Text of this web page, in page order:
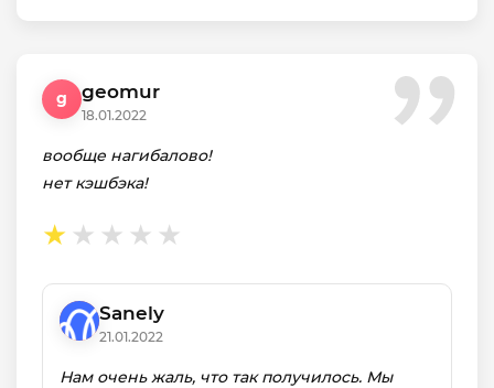
g geomur
18.01.2022
вообще нагибалово!
нет кэшбэка!
Sanely
21.01.2022
Нам очень жаль, что так получилось. Мы